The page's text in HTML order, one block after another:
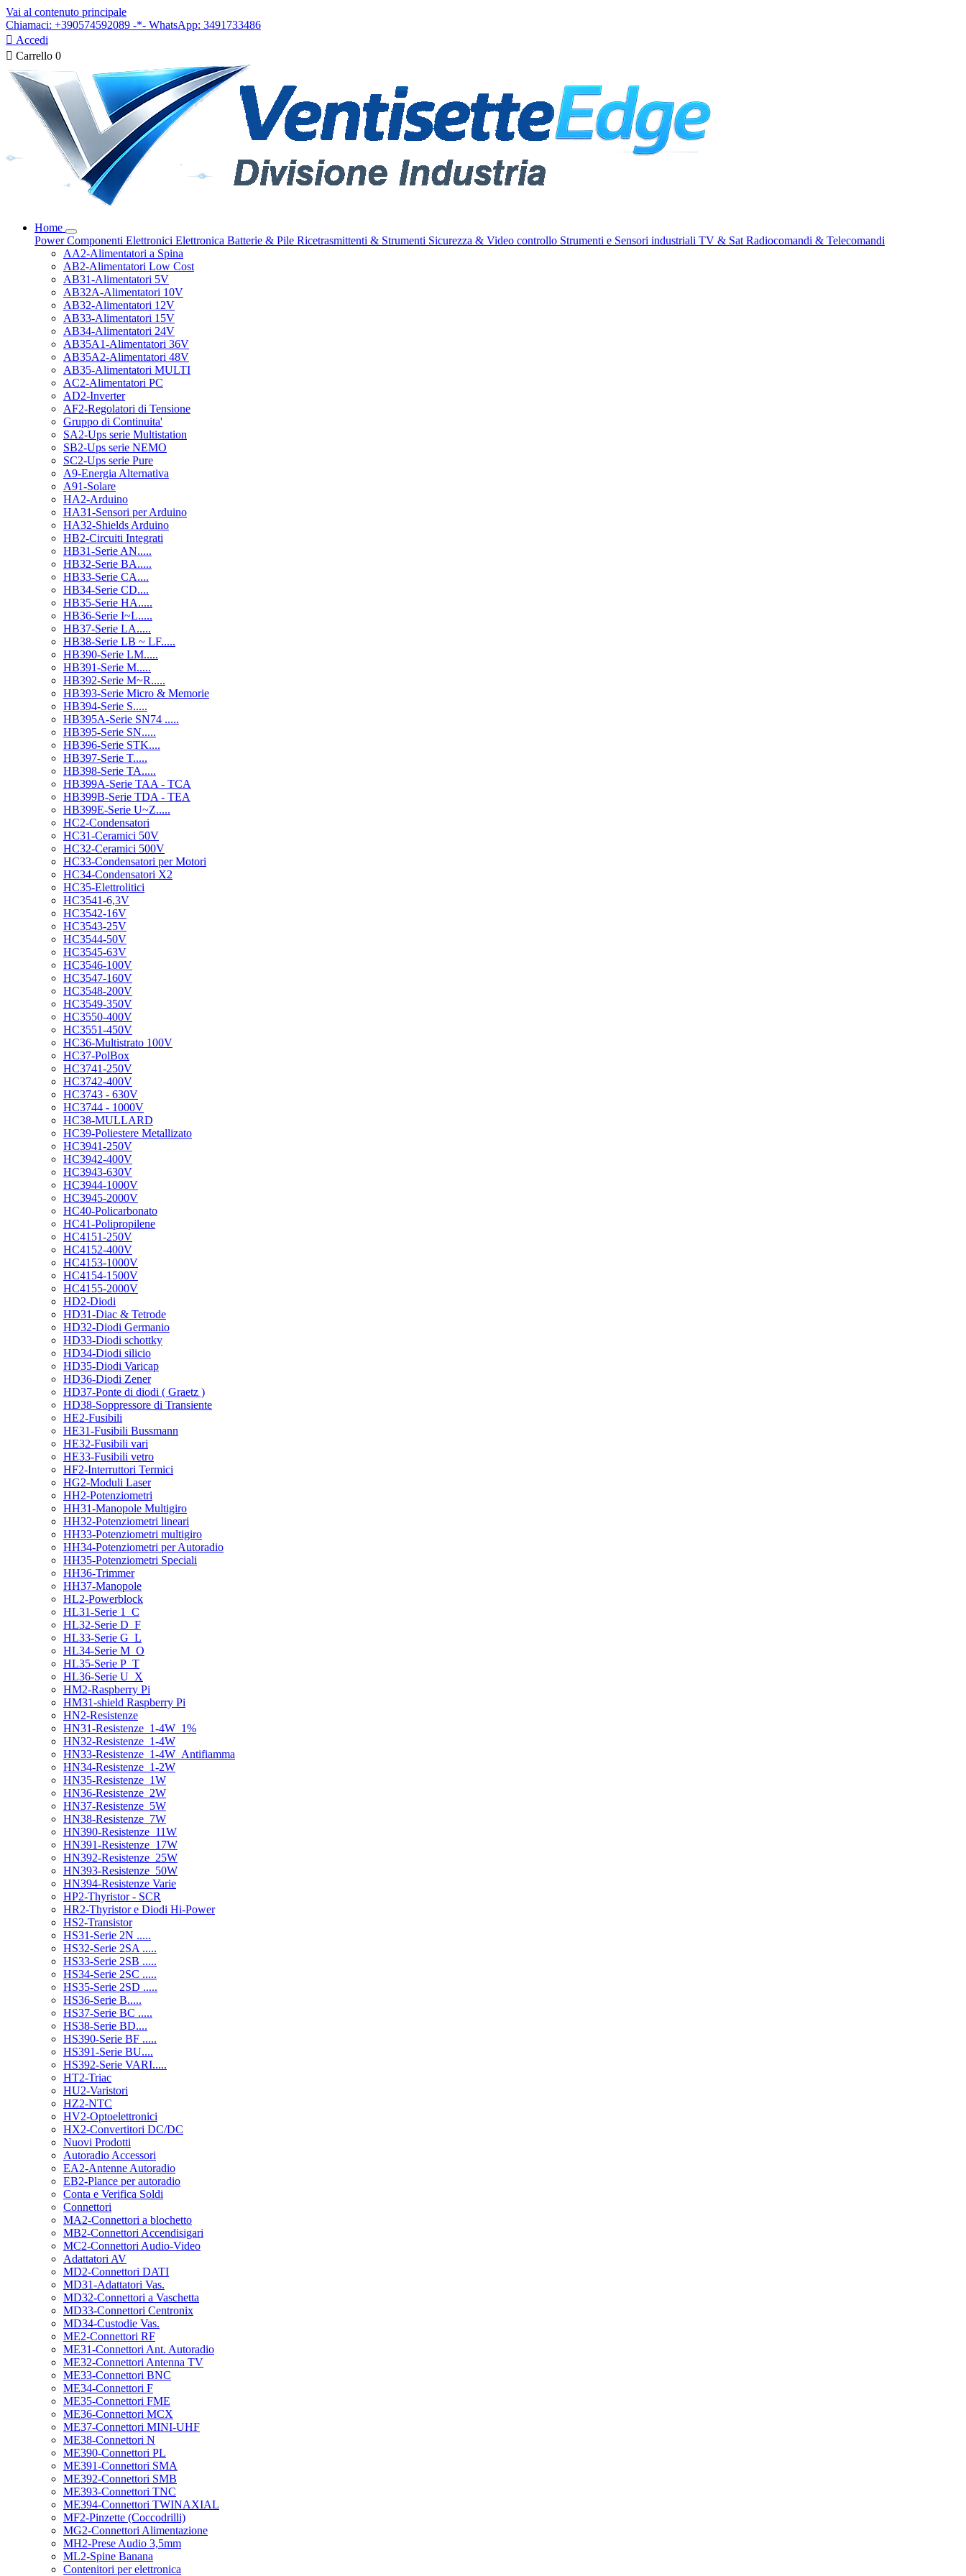
Vai al contenuto principale
Chiamaci: +390574592089 -*- WhatsApp: 3491733486
 Accedi
 Carrello 0
Home
PowerComponenti Elettronici Elettronica Batterie & Pile Ricetrasmittenti & Strumenti Sicurezza & Video controllo Strumenti e Sensori industriali TV & Sat Radiocomandi & Telecomandi
AA2-Alimentatori a Spina
AB2-Alimentatori Low Cost
AB31-Alimentatori 5V
AB32A-Alimentatori 10V
AB32-Alimentatori 12V
AB33-Alimentatori 15V
AB34-Alimentatori 24V
AB35A1-Alimentatori 36V
AB35A2-Alimentatori 48V
AB35-Alimentatori MULTI
AC2-Alimentatori PC
AD2-Inverter
AF2-Regolatori di Tensione
Gruppo di Continuita'
SA2-Ups serie Multistation
SB2-Ups serie NEMO
SC2-Ups serie Pure
A9-Energia Alternativa
A91-Solare
HA2-Arduino
HA31-Sensori per Arduino
HA32-Shields Arduino
HB2-Circuiti Integrati
HB31-Serie AN.....
HB32-Serie BA.....
HB33-Serie CA....
HB34-Serie CD....
HB35-Serie HA.....
HB36-Serie I~L.....
HB37-Serie LA.....
HB38-Serie LB ~ LF.....
HB390-Serie LM.....
HB391-Serie M.....
HB392-Serie M~R.....
HB393-Serie Micro & Memorie
HB394-Serie S.....
HB395A-Serie SN74 .....
HB395-Serie SN.....
HB396-Serie STK....
HB397-Serie T.....
HB398-Serie TA.....
HB399A-Serie TAA - TCA
HB399B-Serie TDA - TEA
HB399E-Serie U~Z.....
HC2-Condensatori
HC31-Ceramici 50V
HC32-Ceramici 500V
HC33-Condensatori per Motori
HC34-Condensatori X2
HC35-Elettrolitici
HC3541-6,3V
HC3542-16V
HC3543-25V
HC3544-50V
HC3545-63V
HC3546-100V
HC3547-160V
HC3548-200V
HC3549-350V
HC3550-400V
HC3551-450V
HC36-Multistrato 100V
HC37-PolBox
HC3741-250V
HC3742-400V
HC3743 - 630V
HC3744 - 1000V
HC38-MULLARD
HC39-Poliestere Metallizato
HC3941-250V
HC3942-400V
HC3943-630V
HC3944-1000V
HC3945-2000V
HC40-Policarbonato
HC41-Polipropilene
HC4151-250V
HC4152-400V
HC4153-1000V
HC4154-1500V
HC4155-2000V
HD2-Diodi
HD31-Diac & Tetrode
HD32-Diodi Germanio
HD33-Diodi schottky
HD34-Diodi silicio
HD35-Diodi Varicap
HD36-Diodi Zener
HD37-Ponte di diodi ( Graetz )
HD38-Soppressore di Transiente
HE2-Fusibili
HE31-Fusibili Bussmann
HE32-Fusibili vari
HE33-Fusibili vetro
HF2-Interruttori Termici
HG2-Moduli Laser
HH2-Potenziometri
HH31-Manopole Multigiro
HH32-Potenziometri lineari
HH33-Potenziometri multigiro
HH34-Potenziometri per Autoradio
HH35-Potenziometri Speciali
HH36-Trimmer
HH37-Manopole
HL2-Powerblock
HL31-Serie 1_C
HL32-Serie D_F
HL33-Serie G_L
HL34-Serie M_O
HL35-Serie P_T
HL36-Serie U_X
HM2-Raspberry Pi
HM31-shield Raspberry Pi
HN2-Resistenze
HN31-Resistenze_1-4W_1%
HN32-Resistenze_1-4W
HN33-Resistenze_1-4W_Antifiamma
HN34-Resistenze_1-2W
HN35-Resistenze_1W
HN36-Resistenze_2W
HN37-Resistenze_5W
HN38-Resistenze_7W
HN390-Resistenze_11W
HN391-Resistenze_17W
HN392-Resistenze_25W
HN393-Resistenze_50W
HN394-Resistenze Varie
HP2-Thyristor - SCR
HR2-Thyristor e Diodi Hi-Power
HS2-Transistor
HS31-Serie 2N .....
HS32-Serie 2SA .....
HS33-Serie 2SB .....
HS34-Serie 2SC .....
HS35-Serie 2SD .....
HS36-Serie B.....
HS37-Serie BC .....
HS38-Serie BD....
HS390-Serie BF .....
HS391-Serie BU....
HS392-Serie VARI.....
HT2-Triac
HU2-Varistori
HZ2-NTC
HV2-Optoelettronici
HX2-Convertitori DC/DC
Nuovi Prodotti
Autoradio Accessori
EA2-Antenne Autoradio
EB2-Plance per autoradio
Conta e Verifica Soldi
Connettori
MA2-Connettori a blochetto
MB2-Connettori Accendisigari
MC2-Connettori Audio-Video
Adattatori AV
MD2-Connettori DATI
MD31-Adattatori Vas.
MD32-Connettori a Vaschetta
MD33-Connettori Centronix
MD34-Custodie Vas.
ME2-Connettori RF
ME31-Connettori Ant. Autoradio
ME32-Connettori Antenna TV
ME33-Connettori BNC
ME34-Connettori F
ME35-Connettori FME
ME36-Connettori MCX
ME37-Connettori MINI-UHF
ME38-Connettori N
ME390-Connettori PL
ME391-Connettori SMA
ME392-Connettori SMB
ME393-Connettori TNC
ME394-Connettori TWINAXIAL
MF2-Pinzette (Coccodrilli)
MG2-Connettori Alimentazione
MH2-Prese Audio 3,5mm
ML2-Spine Banana
Contenitori per elettronica